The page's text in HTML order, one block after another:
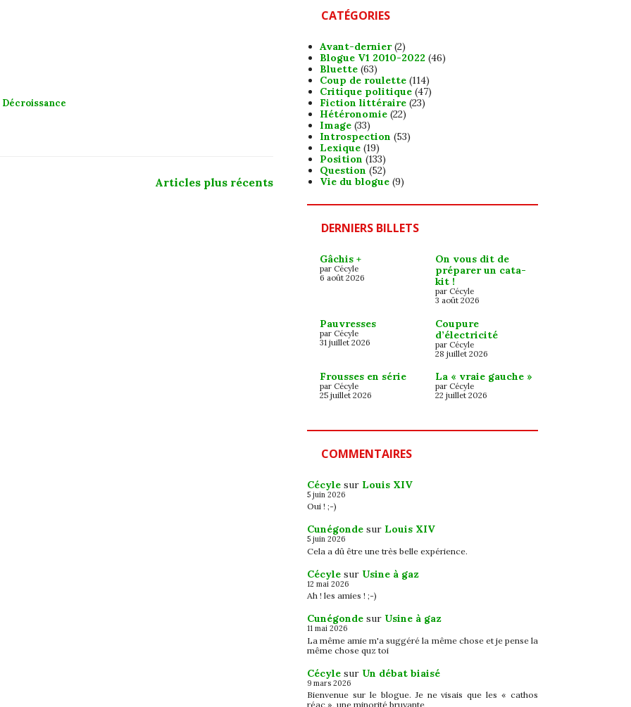
Décroissance
Articles plus récents
CATÉGORIES
Avant-dernier(2)
Blogue V1 2010-2022 (46)
Bluette(63)
Coup de roulette(114)
Critique politique(47)
Fiction littéraire(23)
Hétéronomie(22)
Image(33)
Introspection (53)
Lexique(19)
Position (133)
Question (52)
Vie du blogue(9)
DERNIERS BILLETS
Gâchis +
par Cécyle
6 août 2026
On vous dit de
préparer un cata-
kit !
par Cécyle
3 août 2026
Pauvresses
par Cécyle
31 juillet 2026
Coupure
d’électricité
par Cécyle
28 juillet 2026
Frousses en série
par Cécyle
25 juillet 2026
La « vraie gauche »
par Cécyle
22 juillet 2026
COMMENTAIRES
Cécyle sur Louis XIV
5 juin 2026
Oui ! ;-)
Cunégonde sur Louis XIV
5 juin 2026
Cela a dû être une très belle expérience.
Cécyle sur Usine à gaz
12 mai 2026
Ah ! les amies ! ;-)
Cunégonde sur Usine à gaz
11 mai 2026
La même amie m'a suggéré la même chose et je pense la
même chose quz toi
Cécyle sur Un débat biaisé
9 mars 2026
Bienvenue sur le blogue. Je ne visais que les « cathos
réac », une minorité bruyante